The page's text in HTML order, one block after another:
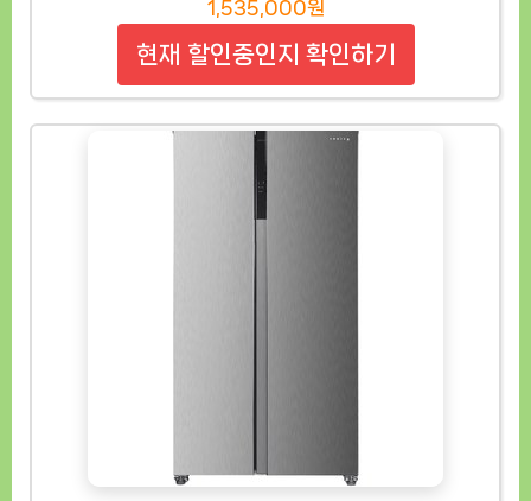
1,535,000원
현재 할인중인지 확인하기